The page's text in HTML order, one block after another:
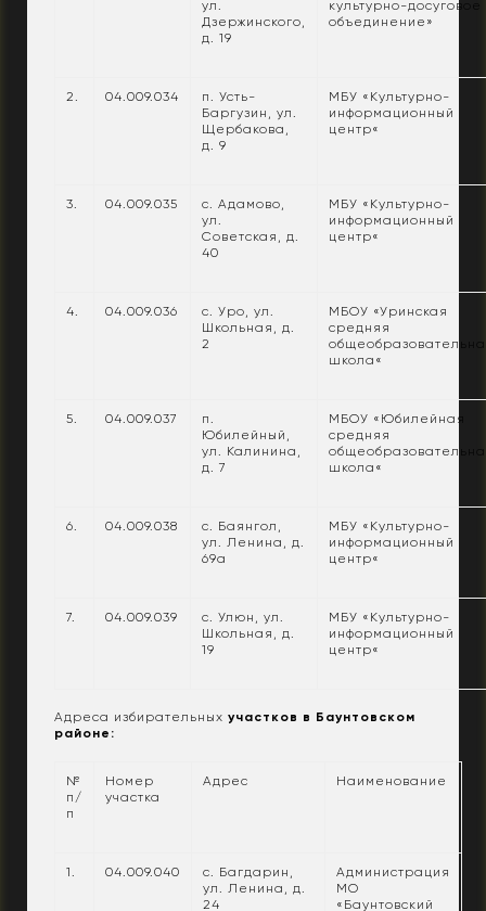
ул.
Дзержинского,
д. 19
культурно-досуговое
объединение»
2. 04.009.034
п. Усть-
Баргузин, ул.
Щербакова,
д. 9
МБУ «Культурно-
информационный
центр«
3. 04.009.035
с. Адамово,
ул.
Советская, д.
40
МБУ «Культурно-
информационный
центр«
4. 04.009.036
с. Уро, ул.
Школьная, д.
2
МБОУ «Уринская
средняя
школа«
5. 04.009.037
п.
Юбилейный,
ул. Калинина,
д. 7
МБОУ «Юбилейная
средняя
школа«
6. 04.009.038
с. Баянгол,
ул. Ленина, д.
69а
МБУ «Культурно-
информационный
центр«
7. 04.009.039
с. Улюн, ул.
Школьная, д.
19
МБУ «Культурно-
информационный
центр«
Адреса избирательных участков в Баунтовском
районе:
№
п/
п
Номер
участка
Адрес Наименование
1. 04.009.040
с. Багдарин,
ул. Ленина, д.
24
Администрация
МО
«Баунтовский